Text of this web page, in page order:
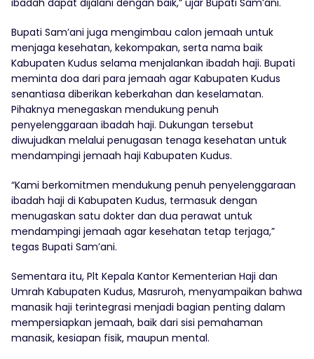
Bupati Sam’ani juga mengimbau calon jemaah untuk
menjaga kesehatan, kekompakan, serta nama baik
Kabupaten Kudus selama menjalankan ibadah haji. Bupati
meminta doa dari para jemaah agar Kabupaten Kudus
senantiasa diberikan keberkahan dan keselamatan.
Pihaknya menegaskan mendukung penuh
penyelenggaraan ibadah haji. Dukungan tersebut
diwujudkan melalui penugasan tenaga kesehatan untuk
mendampingi jemaah haji Kabupaten Kudus.
“Kami berkomitmen mendukung penuh penyelenggaraan
ibadah haji di Kabupaten Kudus, termasuk dengan
menugaskan satu dokter dan dua perawat untuk
mendampingi jemaah agar kesehatan tetap terjaga,”
tegas Bupati Sam’ani.
Sementara itu, Plt Kepala Kantor Kementerian Haji dan
Umrah Kabupaten Kudus, Masruroh, menyampaikan bahwa
manasik haji terintegrasi menjadi bagian penting dalam
mempersiapkan jemaah, baik dari sisi pemahaman
manasik, kesiapan fisik, maupun mental.